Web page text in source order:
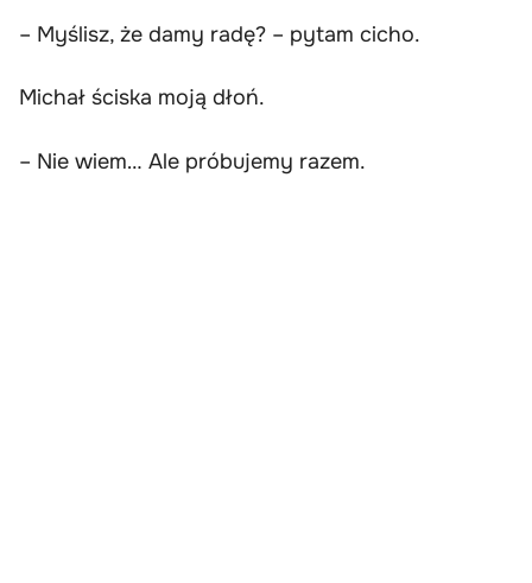
– Myślisz, że damy radę? – pytam cicho.
Michał ściska moją dłoń.
– Nie wiem… Ale próbujemy razem.